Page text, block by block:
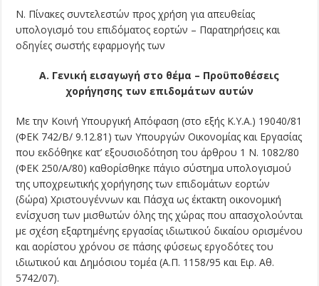
Ν. Πίνακες συντελεστών προς χρήση για απευθείας
υπολογισμό του επιδόματος ε­ορτών – Παρατηρήσεις και
οδηγίες σωστής εφαρμογής των
Α. Γενική εισαγωγή στο θέμα – Προϋποθέσεις
χορήγησης των επιδομάτων αυτών
Με την Κοινή Υπουργική Απόφαση (στο εξής Κ.Υ.Α.) 19040/81
(ΦΕΚ 742/Β/ 9.12.81) των Υπουργών Οικονομίας και Εργασίας
που εκδόθηκε κατ’ εξουσιοδότηση του άρθρου 1 Ν. 1082/80
(ΦΕΚ 250/Α/80) καθορίσθηκε πάγιο σύστημα υπολογισμού
της υποχρεωτικής χορήγησης των επιδομάτων εορτών
(δώρα) Χριστουγέννων και Πάσχα ως έκτακτη οικονομική
ενίσχυση των μισθωτών όλης της χώρας που απασχολούνται
με σχέση εξαρτημένης εργασίας ιδιωτικού δικαίου ορισμένου
και αορίστου χρόνου σε πάσης φύσεως εργοδότες του
ιδιωτικού και Δημόσιου τομέα (Α.Π. 1158/95 και Ειρ. Αθ.
5742/07).